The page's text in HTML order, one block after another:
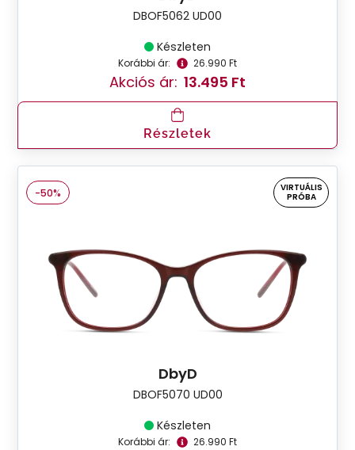
DBOF5062 UD00
Készleten
Korábbi ár: 26.990 Ft
Akciós ár: 13.495 Ft
Részletek
-50%
VIRTUÁLIS
PRÓBA
DbyD
DBOF5070 UD00
Készleten
Korábbi ár: 26.990 Ft